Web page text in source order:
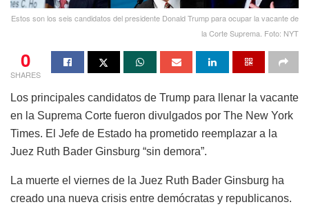
Estos son los seis candidatos del presidente Donald Trump para ocupar la vacante de
la Corte Suprema. Foto: NYT
0
SHARES
Los principales candidatos de Trump para llenar la vacante
en la Suprema Corte fueron divulgados por The New York
Times. El Jefe de Estado ha prometido reemplazar a la
Juez Ruth Bader Ginsburg “sin demora”.
La muerte el viernes de la Juez Ruth Bader Ginsburg ha
creado una nueva crisis entre demócratas y republicanos.